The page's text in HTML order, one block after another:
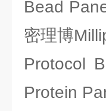
Bead
密理博
Protocol
Protein